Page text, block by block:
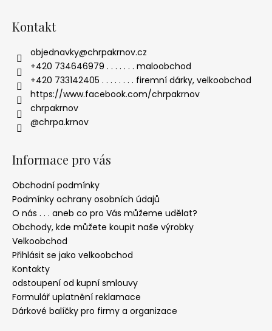
Kontakt
objednavky@chrpakrnov.cz
+420 734646979 . . . . . . . maloobchod
+420 733142405 . . . . . . . . firemní dárky, velkoobchod
https://www.facebook.com/chrpakrnov
chrpakrnov
@chrpa.krnov
Informace pro vás
Obchodní podmínky
Podmínky ochrany osobních údajů
O nás . . . aneb co pro Vás můžeme udělat?
Obchody, kde můžete koupit naše výrobky
Velkoobchod
Přihlásit se jako velkoobchod
Kontakty
odstoupení od kupní smlouvy
Formulář uplatnění reklamace
Dárkové balíčky pro firmy a organizace